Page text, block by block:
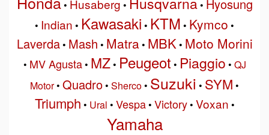
• Husaberg • • Hyosung
• Indian • Kawasaki • KTM • Kymco •
Laverda• Mash • Matra• MBK• Moto Morini
• MV Agusta• MZ• Peugeot • Piaggio • QJ
Motor• Quadro• Sherco• Suzuki • SYM •
Triumph • Ural • Vespa• Victory• Voxan •
Yamaha